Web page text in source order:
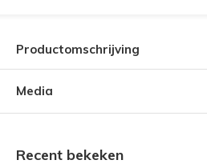
Productomschrijving
Media
Recent bekeken